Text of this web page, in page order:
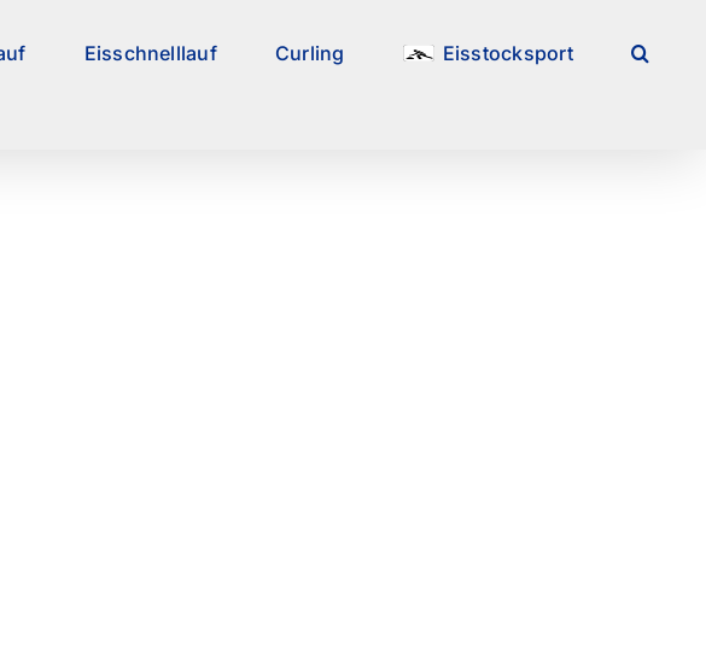
Eisschnelllauf Curling Eisstocksport